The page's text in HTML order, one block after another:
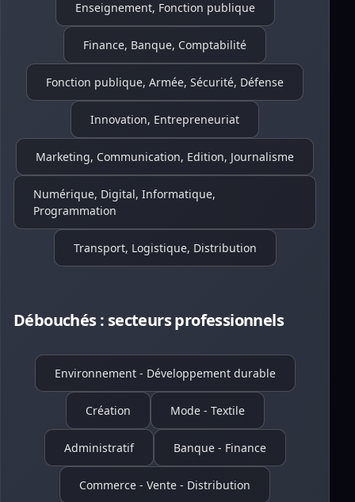
Enseignement, Fonction publique
Finance, Banque, Comptabilité
Fonction publique, Armée, Sécurité, Défense
Innovation, Entrepreneuriat
Marketing, Communication, Edition, Journalisme
Numérique, Digital, Informatique,
Programmation
Transport, Logistique, Distribution
Débouchés : secteurs professionnels
Environnement - Développement durable
Création Mode - Textile
Administratif Banque - Finance
Commerce - Vente - Distribution